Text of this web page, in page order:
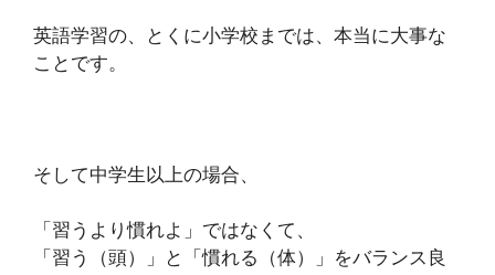
英語学習の、とくに小学校までは、本当に大事な
ことです。
そして中学生以上の場合、
「習うより慣れよ」ではなくて、
「習う（頭）」と「慣れる（体）」をバランス良